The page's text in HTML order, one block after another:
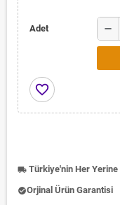
Adet remove
favorite_border
local_shipping Türkiye'nin Her Yerine
check_circleOrjinal Ürün Garantisi